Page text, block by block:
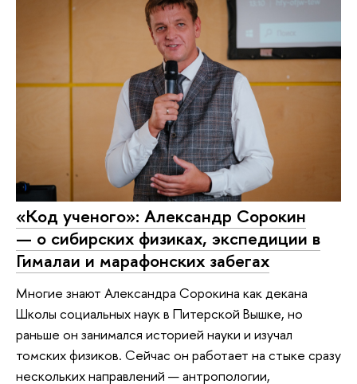
«Код ученого»: Александр Сорокин
— о сибирских физиках, экспедиции в
Гималаи и марафонских забегах
Многие знают Александра Сорокина как декана
Школы социальных наук в Питерской Вышке, но
раньше он занимался историей науки и изучал
томских физиков. Сейчас он работает на стыке сразу
нескольких направлений — антропологии,